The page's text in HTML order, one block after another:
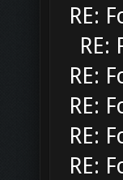
RE:
RE:
RE:
RE:
RE:
RE: